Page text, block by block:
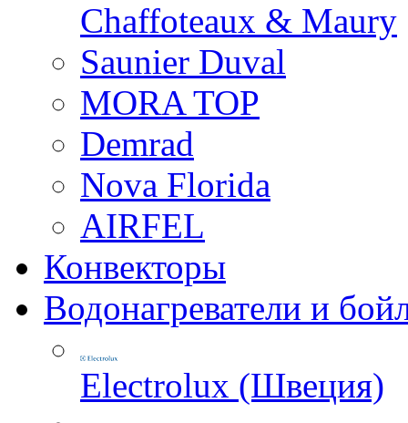
Chaffoteaux & Maury
Saunier Duval
MORA TOP
Demrad
Nova Florida
AIRFEL
Конвекторы
Водонагреватели и
Electrolux (Швеция)